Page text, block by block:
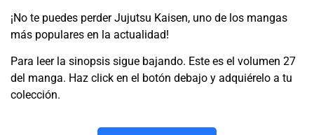
¡No te puedes perder Jujutsu Kaisen, uno de los mangas
más populares en la actualidad!
Para leer la sinopsis sigue bajando. Este es el volumen 27
del manga. Haz click en el botón debajo y adquiérelo a tu
colección.